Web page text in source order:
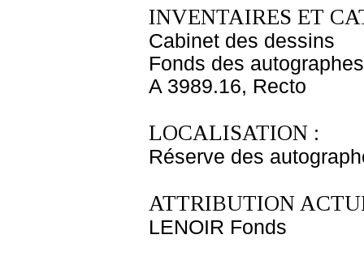
INVENTAIRES ET
Cabinet des dessins
Fonds des autographes
A 3989.16, Recto
LOCALISATION :
Réserve des
ATTRIBUTION
LENOIR Fonds